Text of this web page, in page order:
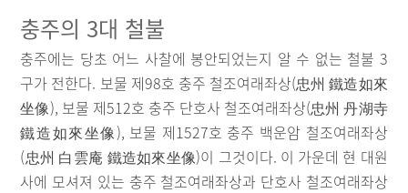
충주의 3대 철불
충주에는 당초 어느 사찰에 봉안되었는지 알 수 없는 철불 3
구가 전한다. 보물 제98호 충주 철조여래좌상(忠州 鐵造如來
坐像), 보물 제512호 충주 단호사 철조여래좌상(忠州 丹湖寺
鐵造如來坐像), 보물 제1527호 충주 백운암 철조여래좌상
(忠州 白雲庵 鐵造如來坐像)이 그것이다. 이 가운데 현 대원
사에 모셔져 있는 충주 철조여래좌상과 단호사 철조여래좌상